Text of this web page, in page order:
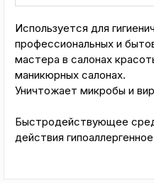
Используется для
профессиональных и
мастера в салонах
маникюрных салонах.
Уничтожает микробы и
Быстродействующее
действия